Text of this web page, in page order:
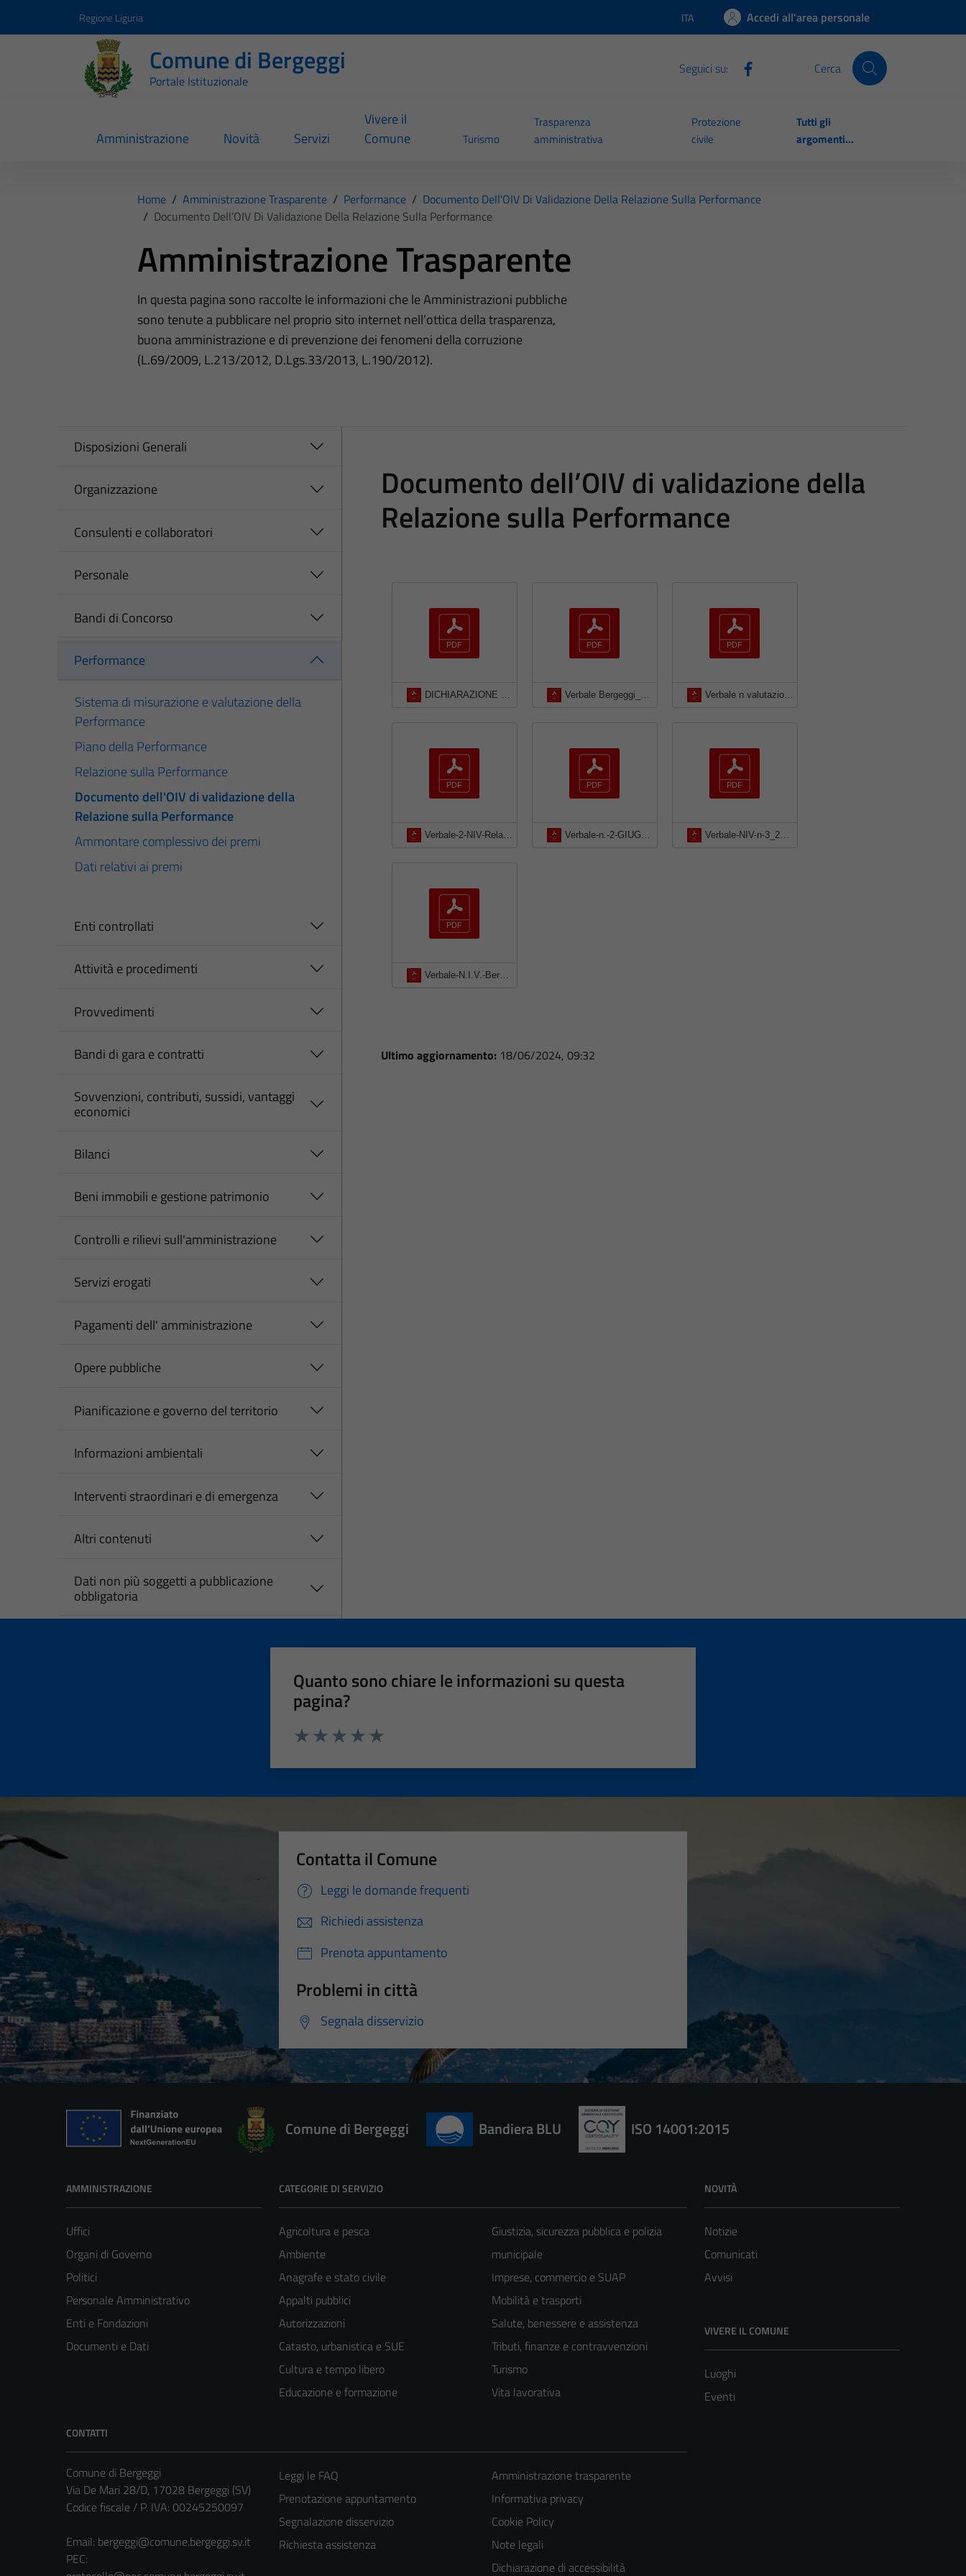
Regione Liguria Lingua attiva:
ITA Accedi all'area personale
Comune di Bergeggi
Portale Istituzionale
Seguici su: Cerca
Amministrazione Novità Servizi
Vivere il
Comune
Turismo
Trasparenza
amministrativa
Protezione
civile
Tutti gli
argomenti...
Home / Amministrazione Trasparente / Performance / Documento Dell'OIV Di Validazione Della Relazione Sulla Performance
/ Documento Dell’OIV Di Validazione Della Relazione Sulla Performance
Amministrazione Trasparente
In questa pagina sono raccolte le informazioni che le Amministrazioni pubbliche
sono tenute a pubblicare nel proprio sito internet nell’ottica della trasparenza,
buona amministrazione e di prevenzione dei fenomeni della corruzione
(L.69/2009, L.213/2012, D.Lgs.33/2013, L.190/2012).
Disposizioni Generali
Organizzazione
Consulenti e collaboratori
Personale
Bandi di Concorso
Performance
Sistema di misurazione e valutazione della
Performance
Piano della Performance
Relazione sulla Performance
Documento dell'OIV di validazione della
Relazione sulla Performance
Ammontare complessivo dei premi
Dati relativi ai premi
Enti controllati
Attività e procedimenti
Provvedimenti
Bandi di gara e contratti
Sovvenzioni, contributi, sussidi, vantaggi
economici
Bilanci
Beni immobili e gestione patrimonio
Controlli e rilievi sull'amministrazione
Servizi erogati
Pagamenti dell' amministrazione
Opere pubbliche
Pianificazione e governo del territorio
Informazioni ambientali
Interventi straordinari e di emergenza
Altri contenuti
Dati non più soggetti a pubblicazione
obbligatoria
Documento dell’OIV di validazione della
Relazione sulla Performance
Verbale n valutazione EQ Bergeggi 2023
Verbale-NIV-n-3_2020-Relazione-Performance-2019
Verbale-N.I.V.-Bergeggi-n.-3-del-21-luglio-2021-rev
Ultimo aggiornamento: 18/06/2024, 09:32
Quanto sono chiare le informazioni su questa
pagina?
Contatta il Comune
Leggi le domande frequenti
Richiedi assistenza
Prenota appuntamento
Problemi in città
Segnala disservizio
Comune di Bergeggi Bandiera BLU ISO 14001:2015
AMMINISTRAZIONE
Uffici
Organi di Governo
Politici
Personale Amministrativo
Enti e Fondazioni
Documenti e Dati
CATEGORIE DI SERVIZIO
Agricoltura e pesca
Ambiente
Anagrafe e stato civile
Appalti pubblici
Autorizzazioni
Catasto, urbanistica e SUE
Cultura e tempo libero
Educazione e formazione
Giustizia, sicurezza pubblica e polizia
municipale
Imprese, commercio e SUAP
Mobilità e trasporti
Salute, benessere e assistenza
Tributi, finanze e contravvenzioni
Turismo
Vita lavorativa
NOVITÀ
Notizie
Comunicati
Avvisi
VIVERE IL COMUNE
Luoghi
Eventi
CONTATTI
Comune di Bergeggi
Via De Mari 28/D, 17028 Bergeggi (SV)
Codice fiscale / P. IVA: 00245250097
Email: bergeggi@comune.bergeggi.sv.it
PEC:
Leggi le FAQ
Prenotazione appuntamento
Segnalazione disservizio
Richiesta assistenza
Amministrazione trasparente
Informativa privacy
Cookie Policy
Note legali
Dichiarazione di accessibilità
Tecnici
Questi cookie
sono necessari
per il